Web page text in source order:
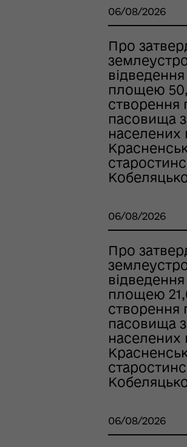
06/08/2026
Про
площею
створення
пасовища
населених
06/08/2026
Про
площею
створення
пасовища
населених
06/08/2026